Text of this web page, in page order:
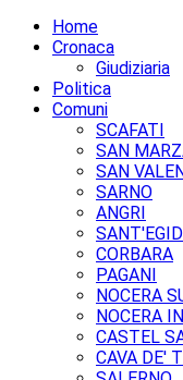
Home
Cronaca
Giudiziaria
Politica
Comuni
SCAFATI
SAN
SAN
SARNO
ANGRI
CORBARA
PAGANI
NOCERA
NOCERA
CASTEL
CAVA DE'